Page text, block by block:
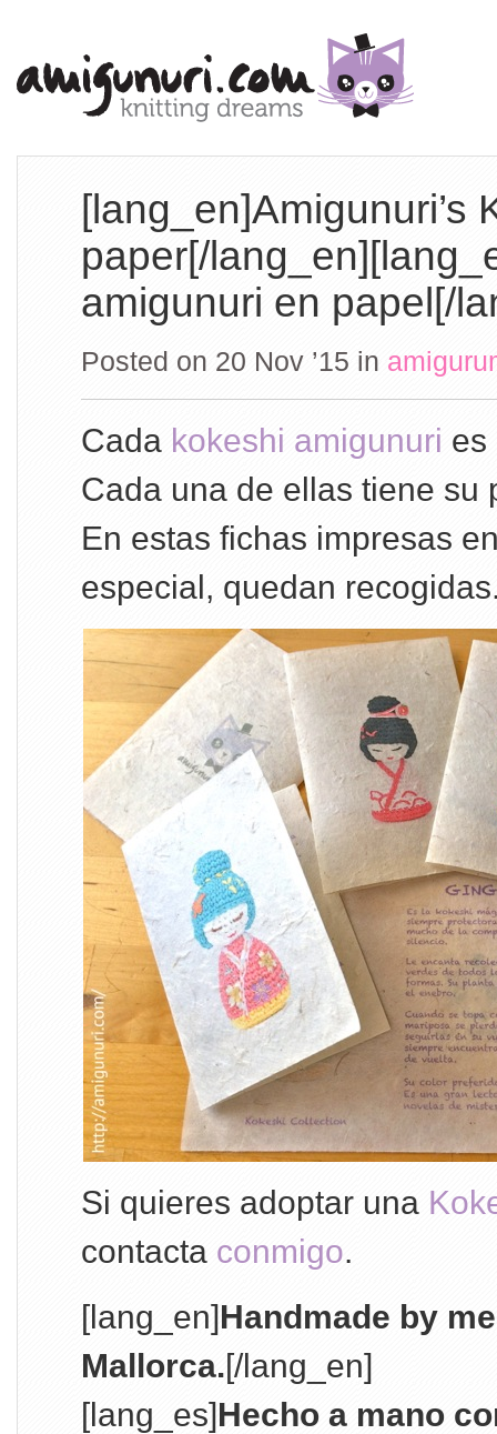
[lang_en]Amigunuri’s
paper[/
amigunuri en papel[/
Posted on 20 Nov ’15 in
Cada kokeshi amigunuri es
Cada una de ellas tiene su
En estas fichas impresas
especial, quedan
Si quieres adoptar una
contacta conmigo.
[lang_en]Handmade by
Mallorca.[/lang_en]
[lang_es]Hecho a mano